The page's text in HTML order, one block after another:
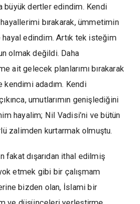
büyük dertler edindim. Kendi
bırakarak, ümmetimin
edindim. Artık tek isteğim
olmak değildi. Daha
ait gelecek planlarımı bırakarak
kendimi adadım. Kendi
umutlarımın genişlediğini
hayalim; Nil Vadisi’ni ve bütün
zalimden kurtarmak olmuştu.
fakat dışarıdan ithal edilmiş
etmek gibi bir çalışmam
bizden olan, İslami bir